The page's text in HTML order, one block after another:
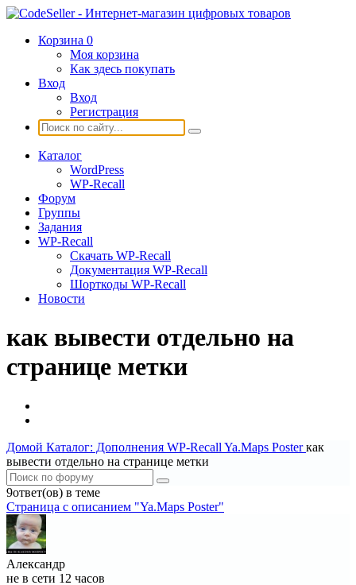
Корзина 0
Моя корзина
Как здесь покупать
Вход
Вход
Регистрация
Каталог
WordPress
WP-Recall
Форум
Группы
Задания
WP-Recall
Скачать WP-Recall
Документация WP-Recall
Шорткоды WP-Recall
Новости
как вывести отдельно на
странице метки
Домой Каталог: Дополнения WP-Recall Ya.Maps Poster как
вывести отдельно на странице метки
9ответ(ов) в теме
Страница c описанием "Ya.Maps Poster"
Александр
не в сети 12 часов